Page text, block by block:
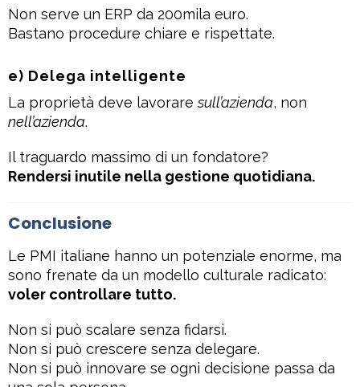
Non serve un ERP da 200mila euro.
Bastano procedure chiare e rispettate.
e) Delega intelligente
La proprietà deve lavoraresull’azienda, non
nell’azienda.
Il traguardo massimo di un fondatore?
Rendersi inutile nella gestione quotidiana.
Conclusione
Le PMI italiane hanno un potenziale enorme, ma
sono frenate da un modello culturale radicato:
voler controllare tutto.
Non si può scalare senza fidarsi.
Non si può crescere senza delegare.
Non si può innovare se ogni decisione passa da